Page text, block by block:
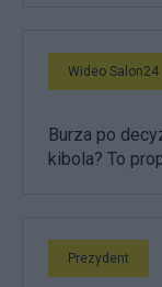
Wideo Salon24
Burza po
kibola? To
Prezydent